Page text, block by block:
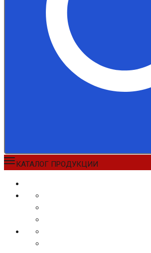
КАТАЛОГ ПРОДУКЦИИ